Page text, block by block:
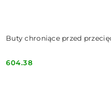
Buty chroniące przed
Cena:
604.38